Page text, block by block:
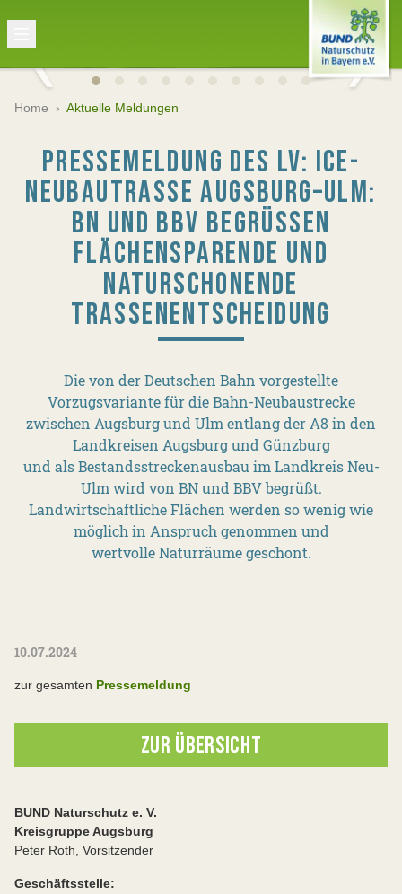
Home › Aktuelle Meldungen
PRESSEMELDUNG DES LV: ICE-
NEUBAUTRASSE AUGSBURG–ULM:
BN UND BBV BEGRÜSSEN F
LÄCHENSPARENDE UND N
ATURSCHONENDE T
RASSENENTSCHEIDUNG
Die von der Deutschen Bahn vorgestellte
Vorzugsvariante für die Bahn-Neubaustrecke
zwischen Augsburg und Ulm entlang der A8 in den
Landkreisen Augsburg und Günzburg
und als Bestandsstreckenausbau im Landkreis Neu-
Ulm wird von BN und BBV begrüßt.
Landwirtschaftliche Flächen werden so wenig wie
möglich in Anspruch genommen und
wertvolle Naturräume geschont.
10.07.2024
zur gesamten Pressemeldung
ZUR ÜBERSICHT
BUND Naturschutz e. V.
Kreisgruppe Augsburg
Peter Roth, Vorsitzender
Geschäftsstelle: